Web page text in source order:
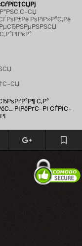
РѕРїР»Р°С‚Рё
С‚Р°
РІРёРґС–РІ СЃРІС–